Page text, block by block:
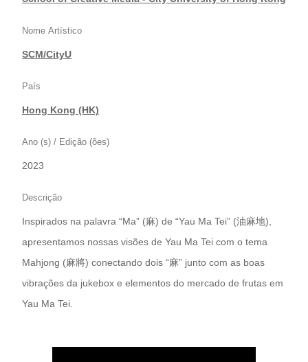
Nome Artístico
SCM/CityU
País
Hong Kong (HK)
Ano (s) / Edição (ões)
2023
Descrição
Inspirados na palavra “Ma” (麻) de “Yau Ma Tei” (油麻地),
apresentamos nossas visões de Yau Ma Tei com o tema
Mahjong (麻將) conectando dois “麻” junto com as boas
vibrações da jukebox e elementos do mercado de frutas em
Yau Ma Tei.